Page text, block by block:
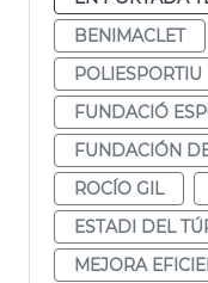
BENIMACLET
POLIESPORTIU
FUNDACIÓ
FUNDACIÓN
ROCÍO GIL
ESTADI DEL
MEJORA